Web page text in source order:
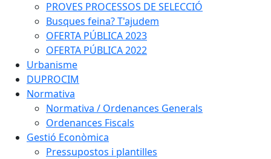
PROVES PROCESSOS DE SELECCIÓ
Busques feina? T'ajudem
OFERTA PÚBLICA 2023
OFERTA PÚBLICA 2022
Urbanisme
DUPROCIM
Normativa
Normativa / Ordenances Generals
Ordenances Fiscals
Gestió Econòmica
Pressupostos i plantilles